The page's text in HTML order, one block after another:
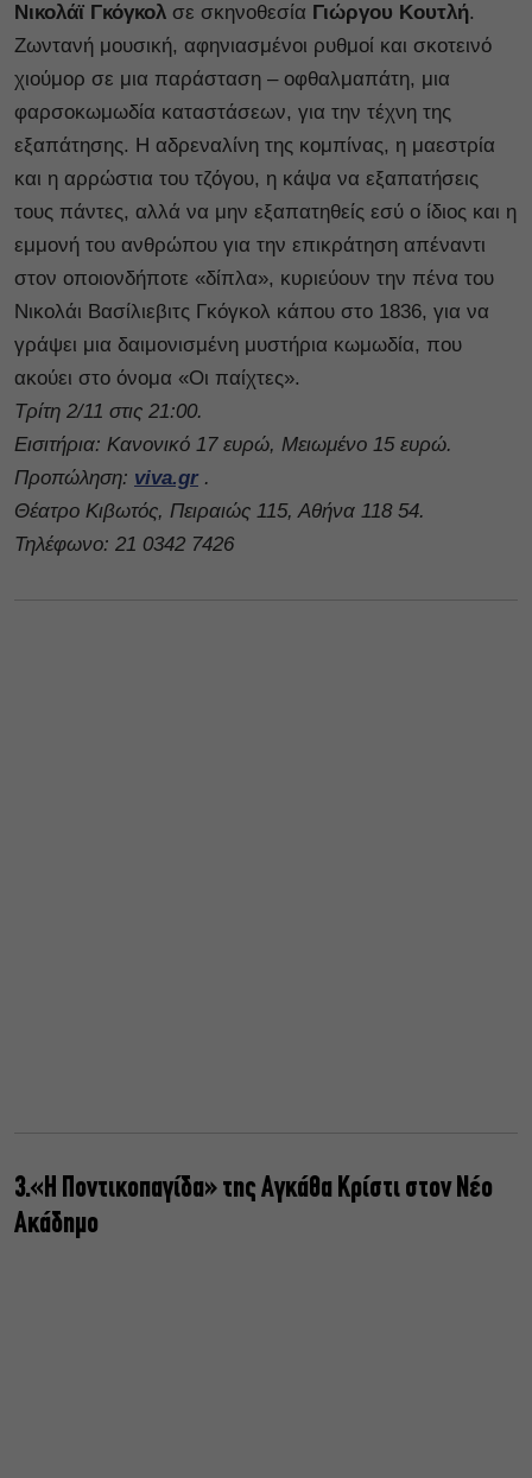
Νικολάϊ Γκόγκολ σε σκηνοθεσία Γιώργου Κουτλή.
Ζωντανή μουσική, αφηνιασμένοι ρυθμοί και σκοτεινό
χιούμορ σε μια παράσταση – οφθαλμαπάτη, μια
φαρσοκωμωδία καταστάσεων, για την τέχνη της
εξαπάτησης. Η αδρεναλίνη της κομπίνας, η μαεστρία
και η αρρώστια του τζόγου, η κάψα να εξαπατήσεις
τους πάντες, αλλά να μην εξαπατηθείς εσύ ο ίδιος και η
εμμονή του ανθρώπου για την επικράτηση απέναντι
στον οποιονδήποτε «δίπλα», κυριεύουν την πένα του
Νικολάι Βασίλιεβιτς Γκόγκολ κάπου στο 1836, για να
γράψει μια δαιμονισμένη μυστήρια κωμωδία, που
ακούει στο όνομα «Οι παίχτες».
Τρίτη 2/11 στις 21:00.
Εισιτήρια: Κανονικό 17 ευρώ, Μειωμένο 15 ευρώ.
Προπώληση: viva.gr.
Θέατρο Κιβωτός, Πειραιώς 115, Αθήνα 118 54.
Τηλέφωνο: 21 0342 7426
3.«Η Ποντικοπαγίδα» της Αγκάθα Κρίστι στον Νέο
Ακάδημο